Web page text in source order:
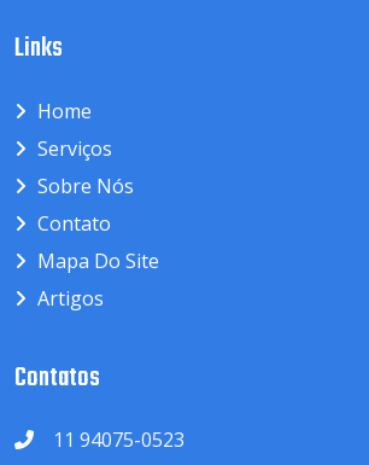
Links
Home
Serviços
Sobre Nós
Contato
Mapa Do Site
Artigos
Contatos
11 94075-0523